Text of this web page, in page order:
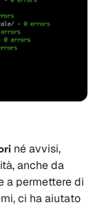
né avvisi,
anche da
a permettere di
ci ha aiutato